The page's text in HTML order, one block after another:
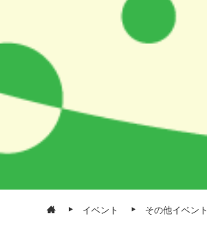
イベント その他イベント